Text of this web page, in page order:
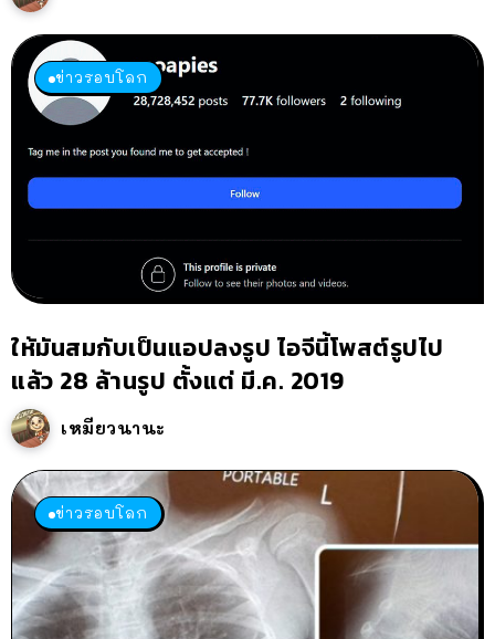
ข่าวรอบโลก
ให้มันสมกับเป็นแอปลงรูป ไอจีนี้โพสต์รูปไป
แล้ว 28 ล้านรูป ตั้งแต่ มี.ค. 2019
เหมียวนานะ
ข่าวรอบโลก